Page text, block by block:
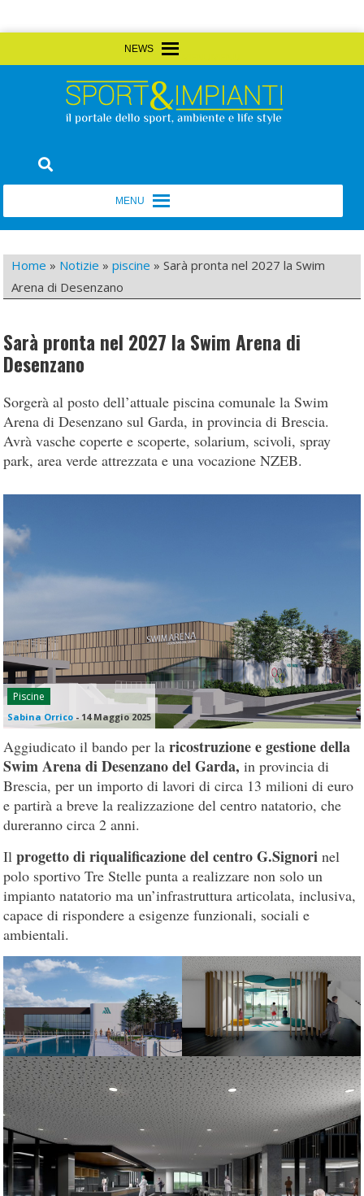
to
Sport&Impianti
Home » Notizie »piscine »Sarà pronta nel 2027 la Swim
Arena di Desenzano
Sarà pronta nel 2027 la Swim Arena di
Desenzano
Sorgerà al posto dell’attuale piscina comunale la Swim
Arena di Desenzano sul Garda, in provincia di Brescia.
Avrà vasche coperte e scoperte, solarium, scivoli, spray
park, area verde attrezzata e una vocazione NZEB.
Piscine
Sabina Orrico - 14 Maggio 2025
Aggiudicato il bando per laricostruzione e gestione della
Swim Arena di Desenzano del Garda, in provincia di
Brescia, per un importo di lavori di circa 13 milioni di euro
e partirà a breve la realizzazione del centro natatorio, che
dureranno circa 2 anni.
Ilprogetto di riqualificazione del centro G.Signori nel
polo sportivo Tre Stelle punta a realizzare non solo un
impianto natatorio ma un’infrastruttura articolata, inclusiva,
capace di rispondere a esigenze funzionali, sociali e
ambientali.